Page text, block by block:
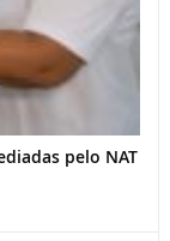
pelo NAT